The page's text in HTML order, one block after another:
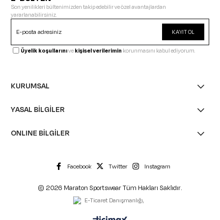
Son yenilikleri bültenimizden takip edebilir ve özel avantajlardan
yararlanabilirsiniz.
KAYIT OL
Üyelik koşullarınıvekişisel verilerimin korunmasını kabul ediyorum.
KURUMSAL
YASAL BİLGİLER
ONLINE BİLGİLER
Facebook Twitter Instagram
© 2026 Maraton Sportswear Tüm Hakları Saklıdır.